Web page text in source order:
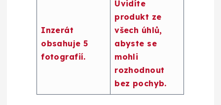
Inzerát
obsahuje 5
fotografií.
Uvidíte
produkt ze
všech úhlů,
abyste se
mohli
rozhodnout
bez pochyb.